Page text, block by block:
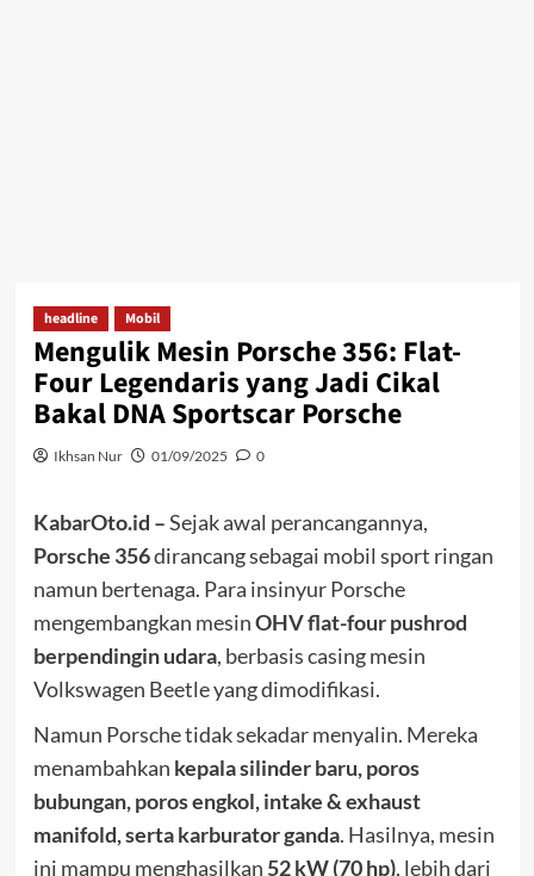
headline Mobil
Mengulik Mesin Porsche 356: Flat-
Four Legendaris yang Jadi Cikal
Bakal DNA Sportscar Porsche
Ikhsan Nur 01/09/2025 0
KabarOto.id –Sejak awal perancangannya,
Porsche 356dirancang sebagai mobil sport ringan
namun bertenaga. Para insinyur Porsche
mengembangkan mesinOHV flat-four pushrod
berpendingin udara, berbasis casing mesin
Volkswagen Beetle yang dimodifikasi.
Namun Porsche tidak sekadar menyalin. Mereka
menambahkan kepala silinder baru, poros
bubungan, poros engkol, intake & exhaust
manifold, serta karburator ganda. Hasilnya, mesin
ini mampu menghasilkan 52 kW (70 hp), lebih dari